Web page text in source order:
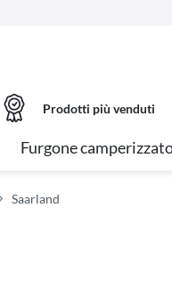
Prodotti più venduti
Furgone
Saarland